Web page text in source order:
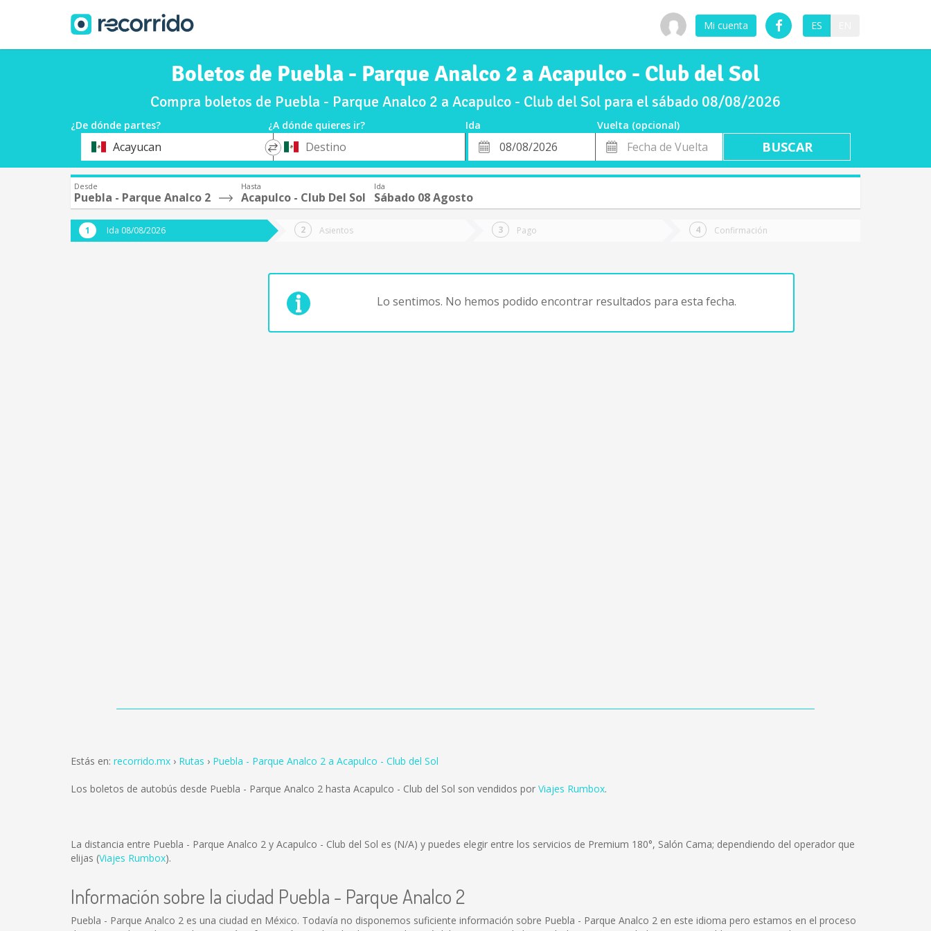
Mi cuenta ES
Boletos de Puebla - Parque Analco 2 a Acapulco - Club del Sol
Compra boletos de Puebla - Parque Analco 2 a Acapulco - Club del Sol para el sábado 08/08/2026
¿De dónde partes? ¿A dónde quieres ir? Ida
Vuelta (opcional)
OrigenAcayucan
*
Destino
Fecha
de
Fecha
de
Vuelta
Desde
Puebla - Parque Analco 2
Hasta
Acapulco - Club Del Sol
Ida
Sábado 08 Agosto
Ida 08/08/2026 Asientos Pago Confirmación
Lo sentimos. No hemos podido encontrar resultados para esta fecha.
Estás en: recorrido.mx Rutas Puebla - Parque Analco 2 a Acapulco - Club del Sol
Los boletos de autobús desde Puebla - Parque Analco 2 hasta Acapulco - Club del Sol son vendidos por Viajes Rumbox.
La distancia entre Puebla - Parque Analco 2 y Acapulco - Club del Sol es (N/A) y puedes elegir entre los servicios de Premium 180°, Salón Cama; dependiendo del operador que
elijas (Viajes Rumbox).
Información sobre la ciudad Puebla - Parque Analco 2
Puebla - Parque Analco 2 es una ciudad en México. Todavía no disponemos suficiente información sobre Puebla - Parque Analco 2 en este idioma pero estamos en el proceso